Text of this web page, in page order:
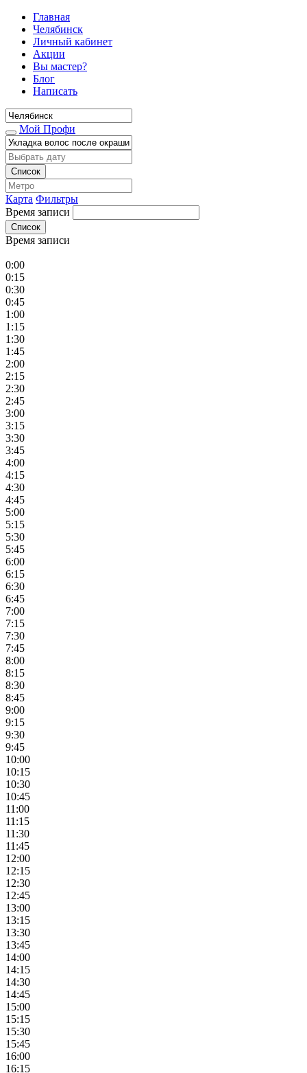
Главная
Челябинск
Личный кабинет
Акции
Вы мастер?
Блог
Написать
Мой Профи
Список
Карта Фильтры
Время записи
Список
Время записи
0:00
0:15
0:30
0:45
1:00
1:15
1:30
1:45
2:00
2:15
2:30
2:45
3:00
3:15
3:30
3:45
4:00
4:15
4:30
4:45
5:00
5:15
5:30
5:45
6:00
6:15
6:30
6:45
7:00
7:15
7:30
7:45
8:00
8:15
8:30
8:45
9:00
9:15
9:30
9:45
10:00
10:15
10:30
10:45
11:00
11:15
11:30
11:45
12:00
12:15
12:30
12:45
13:00
13:15
13:30
13:45
14:00
14:15
14:30
14:45
15:00
15:15
15:30
15:45
16:00
16:15